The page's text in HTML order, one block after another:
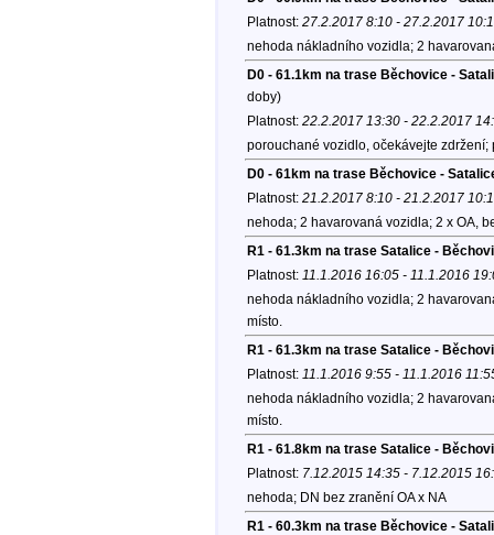
Platnost: 27.2.2017 8:10 - 27.2.2017
nehoda nákladního vozidla; 2
D0 - 61.1km na trase Běchovice -
doby)
Platnost: 22.2.2017 13:30 - 22.2.2017
porouchané vozidlo, očekávejte
D0 - 61km na trase Běchovice -
Platnost: 21.2.2017 8:10 - 21.2.2017
nehoda; 2 havarovaná vozidla; 2 x OA,
R1 - 61.3km na trase Satalice -
Platnost: 11.1.2016 16:05 - 11.1.2016
nehoda nákladního vozidla; 2
místo.
R1 - 61.3km na trase Satalice -
Platnost: 11.1.2016 9:55 - 11.1.2016
nehoda nákladního vozidla; 2
místo.
R1 - 61.8km na trase Satalice -
Platnost: 7.12.2015 14:35 - 7.12.2015
nehoda; DN bez zranění OA x NA
R1 - 60.3km na trase Běchovice -